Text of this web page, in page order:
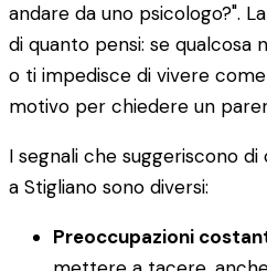
andare da uno psicologo?".
di quanto pensi: se qualcosa
o ti impedisce di vivere
motivo per chiedere un
I segnali che suggeriscono
a Stigliano sono diversi:
Preoccupazioni